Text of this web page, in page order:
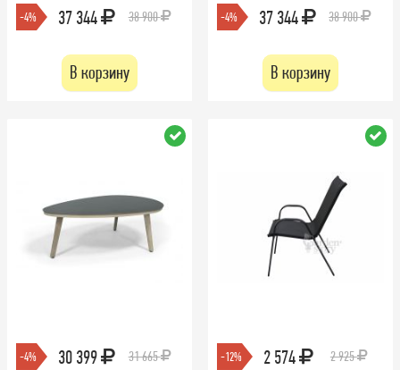
-4% 37 344 38 900
В корзину
-4% 37 344 38 900
В корзину
-4% 30 399 31 665 -12% 2 574 2 925